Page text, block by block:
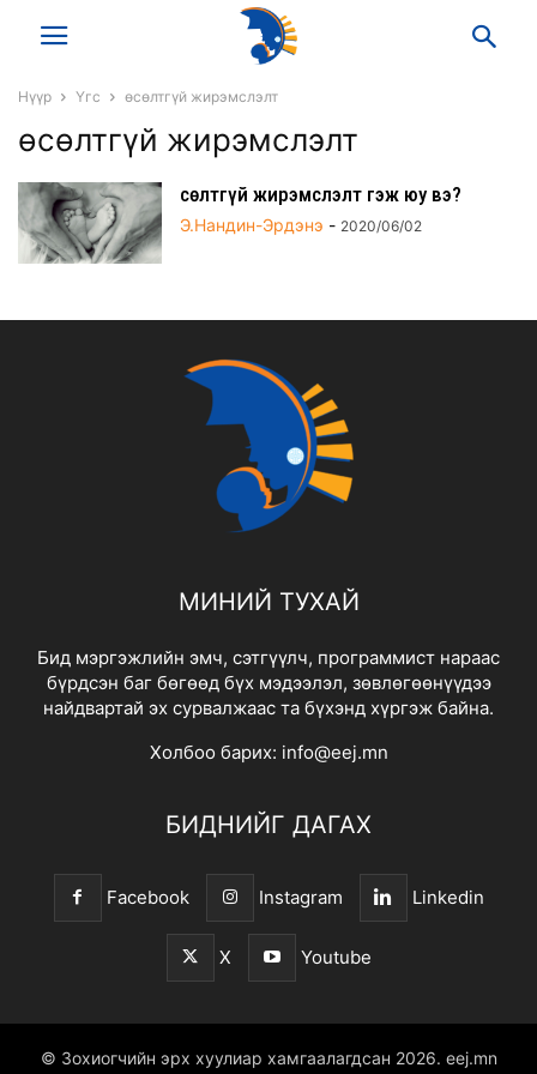
Нүүр Үгс өсөлтгүй жирэмслэлт
өсөлтгүй жирэмслэлт
Өсөлтгүй жирэмслэлт гэж юу вэ?
Э.Нандин-Эрдэнэ - 2020/06/02
МИНИЙ ТУХАЙ
Бид мэргэжлийн эмч, сэтгүүлч, программист нараас
бүрдсэн баг бөгөөд бүх мэдээлэл, зөвлөгөөнүүдээ
найдвартай эх сурвалжаас та бүхэнд хүргэж байна.
Холбоо барих: info@eej.mn
БИДНИЙГ ДАГАХ
Facebook Instagram Linkedin
X Youtube
© Зохиогчийн эрх хуулиар хамгаалагдсан 2026. eej.mn